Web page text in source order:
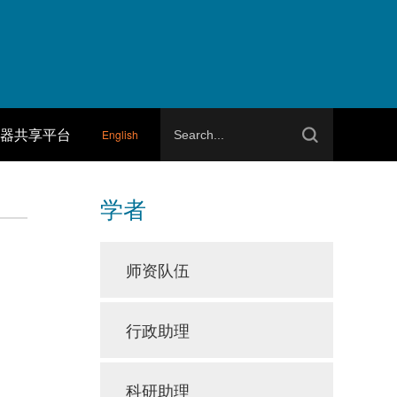
English
共享平台
学者
师资队伍
行政助理
科研助理